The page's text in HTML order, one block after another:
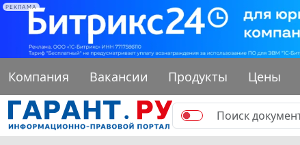
РЕКЛАМА
Компания Вакансии Продукты Цены